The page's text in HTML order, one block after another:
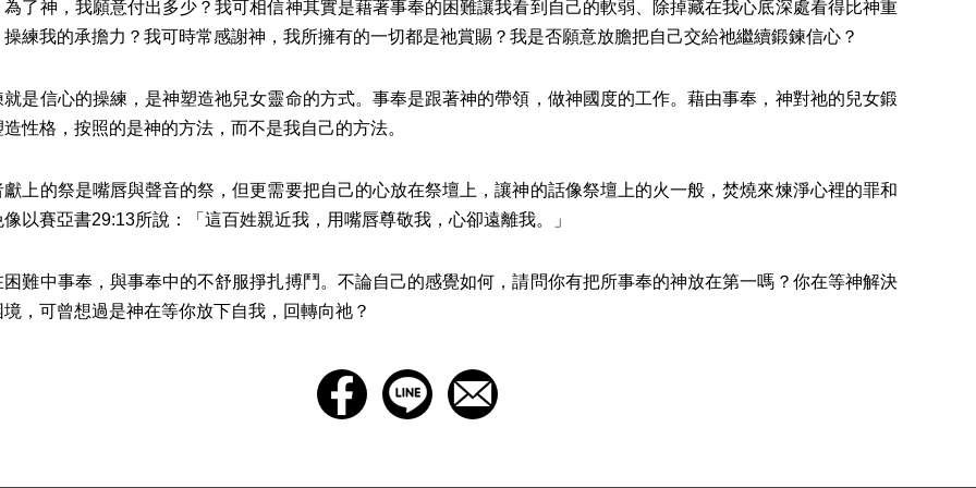
了神，我願意付出多少？我可相信神其實是藉著事奉的困難讓我看到自己的軟弱、除掉藏在我心底深處看得比神重
練我的承擔力？我可時常感謝神，我所擁有的一切都是祂賞賜？我是否願意放膽把自己交給祂繼續鍛鍊信心？
是信心的操練，是神塑造祂兒女靈命的方式。事奉是跟著神的帶領，做神國度的工作。藉由事奉，神對祂的兒女鍛
性格，按照的是神的方法，而不是我自己的方法。
上的祭是嘴唇與聲音的祭，但更需要把自己的心放在祭壇上，讓神的話像祭壇上的火一般，焚燒來煉淨心裡的罪和
以賽亞書29:13所說：「這百姓親近我，用嘴唇尊敬我，心卻遠離我。」
難中事奉，與事奉中的不舒服掙扎搏鬥。不論自己的感覺如何，請問你有把所事奉的神放在第一嗎？你在等神解決
，可曾想過是神在等你放下自我，回轉向祂？